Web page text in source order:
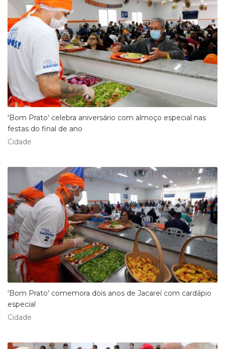
'Bom Prato' celebra aniversário com almoço especial nas
festas do final de ano
Cidade
'Bom Prato' comemora dois anos de Jacareí com cardápio
especial
Cidade